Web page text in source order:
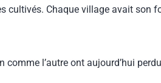
cultivés. Chaque village avait son
l’autre ont aujourd’hui